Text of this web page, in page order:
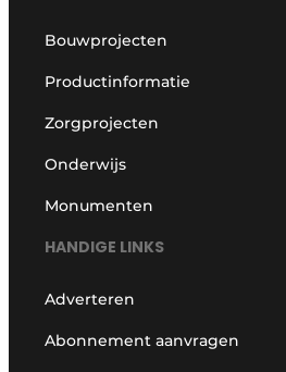
Bouwprojecten
Productinformatie
Zorgprojecten
Onderwijs
Monumenten
HANDIGE LINKS
Adverteren
Abonnement aanvragen